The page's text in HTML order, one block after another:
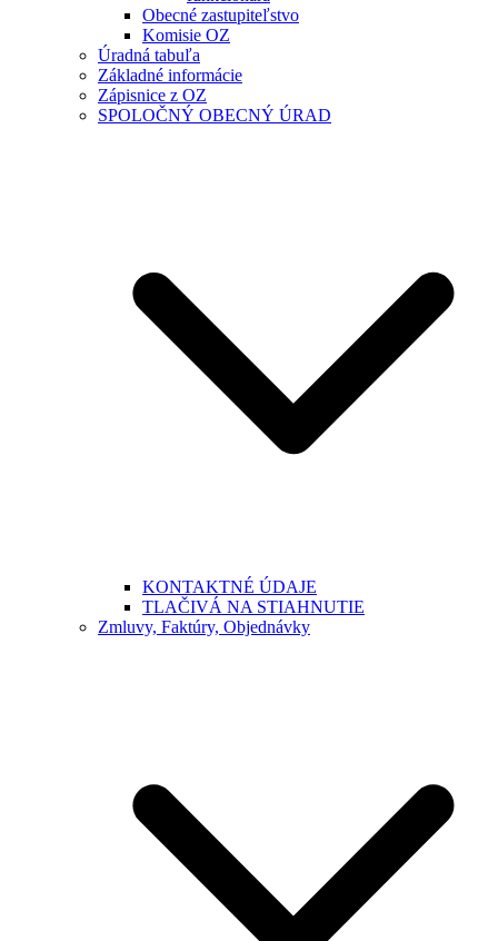
Obecné zastupiteľstvo
Komisie OZ
Úradná tabuľa
Základné informácie
Zápisnice z OZ
SPOLOČNÝ OBECNÝ ÚRAD
KONTAKTNÉ ÚDAJE
TLAČIVÁ NA STIAHNUTIE
Zmluvy, Faktúry, Objednávky